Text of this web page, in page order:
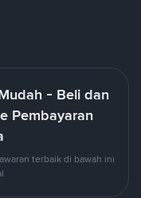
- Beli dan
Pembayaran
terbaik di bawah ini